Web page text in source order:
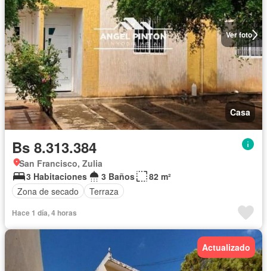
Ver foto
Casa
Bs 8.313.384
San Francisco, Zulia
3 Habitaciones
3 Baños
82 m²
Zona de secado
Terraza
Hace 1 día, 4 horas
Actualizado